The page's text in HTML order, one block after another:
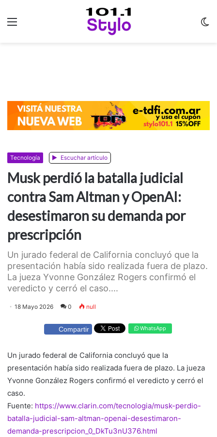
Tecnología Escuchar artículo
Musk perdió la batalla judicial
contra Sam Altman y OpenAI:
desestimaron su demanda por
prescripción
Un jurado federal de California concluyó que la
presentación había sido realizada fuera de plazo.
La jueza Yvonne González Rogers confirmó el
veredicto y cerró el caso....
18 Mayo 2026 0 null
Compartir WhatsApp
Un jurado federal de California concluyó que la
presentación había sido realizada fuera de plazo. La jueza
Yvonne González Rogers confirmó el veredicto y cerró el
caso.
Fuente: https://www.clarin.com/tecnologia/musk-perdio-
batalla-judicial-sam-altman-openai-desestimaron-
demanda-prescripcion_0_DkTu3nU376.html